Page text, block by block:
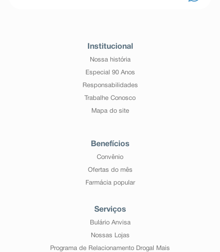
Institucional
Nossa história
Especial 90 Anos
Responsabilidades
Trabalhe Conosco
Mapa do site
Benefícios
Convênio
Ofertas do mês
Farmácia popular
Serviços
Bulário Anvisa
Nossas Lojas
Programa de Relacionamento Drogal Mais